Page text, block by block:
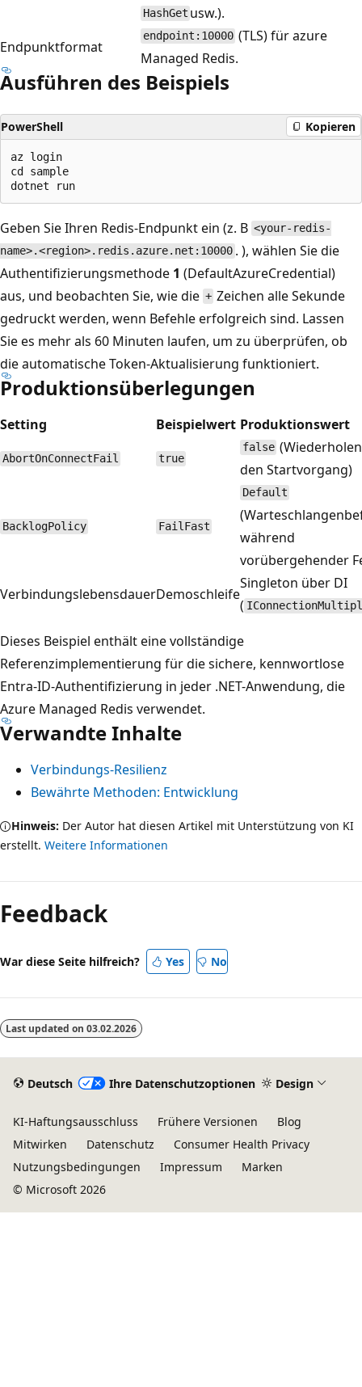
HashGet usw.).
Endpunktformat
endpoint:10000 (TLS) für azure
Managed Redis.
Ausführen des Beispiels
PowerShell Kopieren
az login
cd sample
Geben Sie Ihren Redis-Endpunkt ein (z. B <your-redis-
name>.<region>.redis.azure.net:10000 . ), wählen Sie die
Authentifizierungsmethode 1 (DefaultAzureCredential)
aus, und beobachten Sie, wie die + Zeichen alle Sekunde
gedruckt werden, wenn Befehle erfolgreich sind. Lassen
Sie es mehr als 60 Minuten laufen, um zu überprüfen, ob
die automatische Token-Aktualisierung funktioniert.
Produktionsüberlegungen
Setting Beispielwert Produktionswert
AbortOnConnectFail true
false
den Startvorgang)
BacklogPolicy FailFast
Default
während
vorübergehender
VerbindungslebensdauerDemoschleife
Singleton über DI
(
Dieses Beispiel enthält eine vollständige
Referenzimplementierung für die sichere, kennwortlose
Entra-ID-Authentifizierung in jeder .NET-Anwendung, die
Azure Managed Redis verwendet.
Verwandte Inhalte
Verbindungs-Resilienz
Bewährte Methoden: Entwicklung
Hinweis: Der Autor hat diesen Artikel mit Unterstützung von KI
erstellt. Weitere Informationen
Feedback
War diese Seite hilfreich? Yes No
Last updated on 03.02.2026
Deutsch Ihre Datenschutzoptionen Design
KI-Haftungsausschluss Frühere Versionen
Blog
Mitwirken
Datenschutz
Consumer Health Privacy
Nutzungsbedingungen
Impressum
Marken
© Microsoft 2026